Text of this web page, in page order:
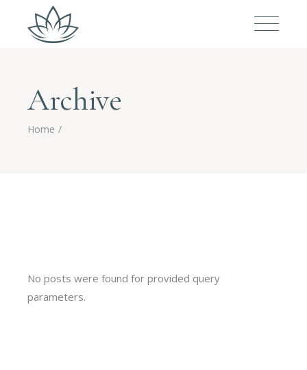
Archive
Home
No posts were found for provided query
parameters.